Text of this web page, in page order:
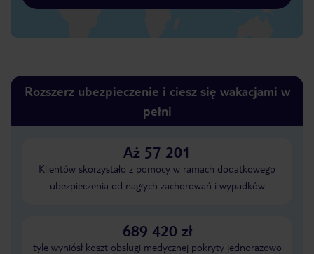
Rozszerz ubezpieczenie i ciesz się wakacjami w
pełni
Aż 57 201
Klientów skorzystało z pomocy w ramach dodatkowego
ubezpieczenia od nagłych zachorowań i wypadków
689 420 zł
tyle wyniósł koszt obsługi medycznej pokryty jednorazowo